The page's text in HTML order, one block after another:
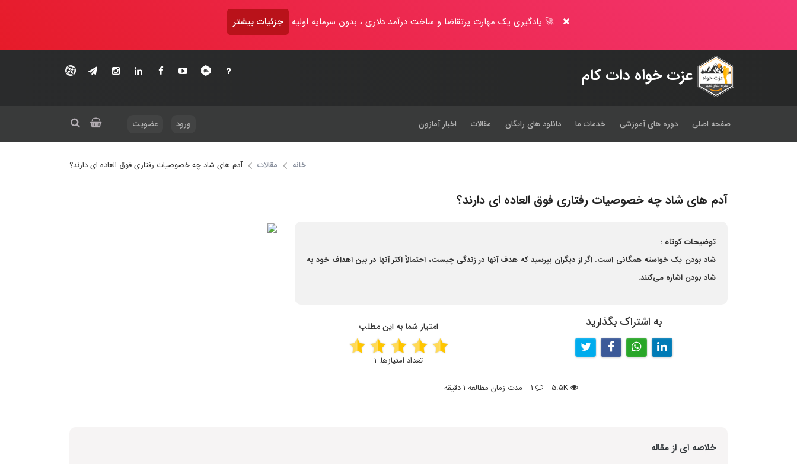
🚀 یادگیری یک مهارت پرتقاضا و ساخت درآمد دلاری ، بدون سرمایه اولیه جزئیات بیشتر
عزت خواه دات کام
صفحه اصلی دوره های آموزشی خدمات ما دانلود های رایگان مقالات اخبار آمازون ورود عضویت
خانه مقالات آدم های شاد چه خصوصیات رفتاری فوق العاده ای دارند؟
آدم های شاد چه خصوصیات رفتاری فوق العاده ای دارند؟
توضیحات کوتاه :
شاد بودن یک خواسته همگانی است. اگر از دیگران بپرسید که هدف آنها در زندگی چیست، احتمالاً اکثر آنها در بین اهداف خود به
شاد بودن اشاره می‌کنند.
به اشتراک بگذارید امتیاز شما به این مطلب
تعداد امتیازها: 1
مدت زمان مطالعه 1 دقیقه
خلاصه ای از مقاله